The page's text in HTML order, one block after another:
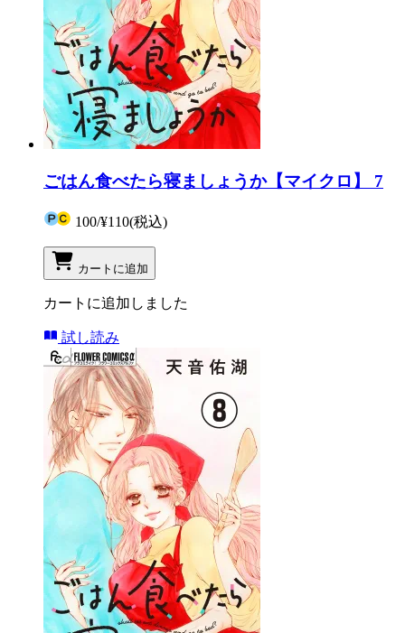
ごはん食べたら寝ましょうか【マイクロ】 7
100/¥110(税込)
カートに追加
カートに追加しました
試し読み